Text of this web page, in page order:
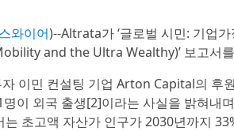
와이어)--Altrata가 ‘글로벌 시민: 기업
and the Ultra Wealthy)’ 보고서
이민 컨설팅 기업 Arton Capital의
이 외국 출생[2]이라는 사실을 밝혀내
는 초고액 자산가 인구가 2030년까지